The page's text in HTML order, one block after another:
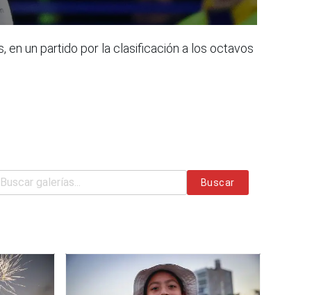
en un partido por la clasificación a los octavos
Buscar